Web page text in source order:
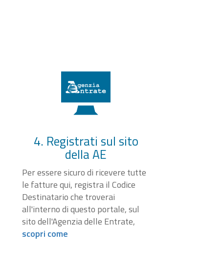
4. Registrati sul sito
della AE
Per essere sicuro di ricevere tutte
le fatture qui, registra il Codice
Destinatario che troverai
all'interno di questo portale, sul
sito dell'Agenzia delle Entrate,
scopri come